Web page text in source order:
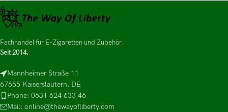
Fachhandel für E-Zigaretten und Zubehör.
Seit 2014.
Mannheimer Straße 11
67655 Kaiserslautern, DE
Phone: 0631 624 633 46
Mail: online@thewayofliberty.com